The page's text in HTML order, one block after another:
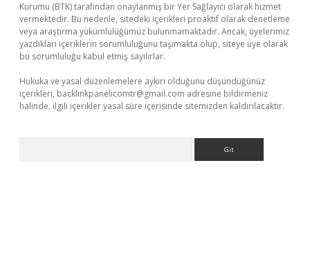
Kurumu (BTK) tarafından onaylanmış bir Yer Sağlayıcı olarak hizmet
vermektedir. Bu nedenle, sitedeki içerikleri proaktif olarak denetleme
veya araştırma yükümlülüğümüz bulunmamaktadır. Ancak, üyelerimiz
yazdıkları içeriklerin sorumluluğunu taşımakta olup, siteye üye olarak
bu sorumluluğu kabul etmiş sayılırlar.
Hukuka ve yasal düzenlemelere aykırı olduğunu düşündüğünüz
içerikleri, backlinkpanelicomtr@gmail.com adresine bildirmeniz
halinde, ilgili içerikler yasal süre içerisinde sitemizden kaldırılacaktır.